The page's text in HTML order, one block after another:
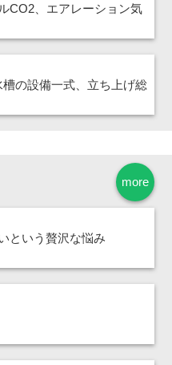
CO2、エアレーション気
の設備一式、立ち上げ総
more
という贅沢な悩み